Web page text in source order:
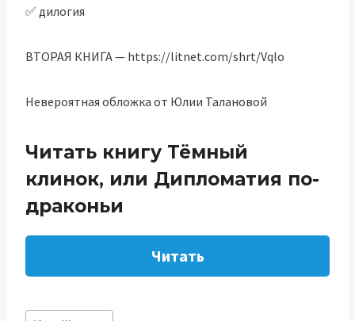
✅ дилогия
ВТОРАЯ КНИГА — https://litnet.com/shrt/Vqlo
Невероятная обложка от Юлии Талановой
Читать книгу Тёмный
клинок, или Дипломатия по-
драконьи
Читать
Метки